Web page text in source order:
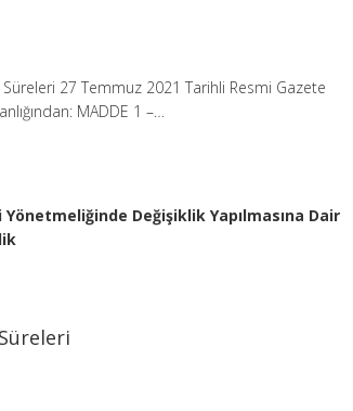
27 Temmuz 2021 Tarihli Resmi Gazete
MADDE 1 –…
Değişiklik Yapılmasına Dair